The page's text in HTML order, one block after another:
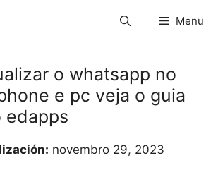
Menu
o whatsapp no
e pc veja o guia
edapps
novembro 29, 2023